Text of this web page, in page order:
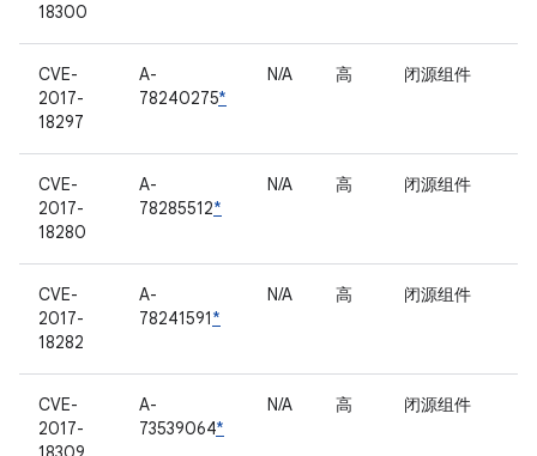
18300
CVE-
2017-
18297
A-
78240275*
N/A 高 闭源组件
CVE-
2017-
18280
A-
78285512*
N/A 高 闭源组件
CVE-
2017-
18282
A-
78241591*
N/A 高 闭源组件
CVE-
2017-
A-
73539064*
N/A 高 闭源组件